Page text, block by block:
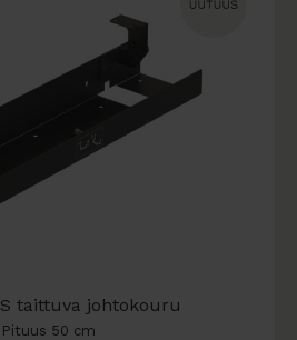
taittuva johtokouru
Pituus 50 cm